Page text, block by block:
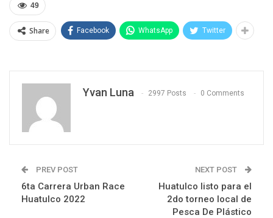
49
Share Facebook WhatsApp Twitter
Yvan Luna 2997 Posts 0 Comments
PREV POST
6ta Carrera Urban Race
Huatulco 2022
NEXT POST
Huatulco listo para el
2do torneo local de
Pesca De Plástico